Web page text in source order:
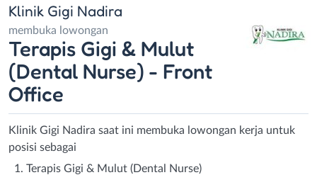
Klinik Gigi Nadira
membuka lowongan
Terapis Gigi & Mulut
(Dental Nurse) - Front
Office
Klinik Gigi Nadira saat ini membuka lowongan kerja untuk
posisi sebagai
Terapis Gigi & Mulut (Dental Nurse)